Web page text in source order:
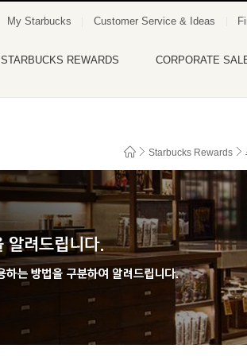
My Starbucks Customer Service & Ideas
STARBUCKS REWARDS CORPORATE
Starbucks Rewards